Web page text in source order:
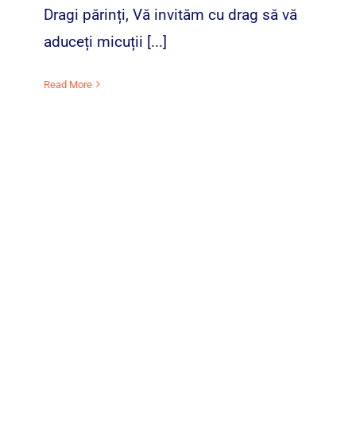
Dragi părinți, Vă invităm cu drag să vă
aduceți micuții [...]
Read More